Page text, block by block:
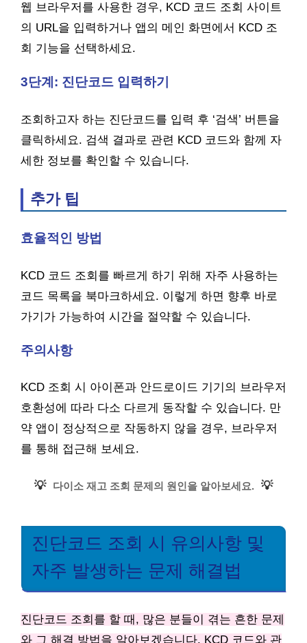
웹 브라우저를 사용한 경우, KCD 코드 조회 사이트
의 URL을 입력하거나 앱의 메인 화면에서 KCD 조
회 기능을 선택하세요.
3단계: 진단코드 입력하기
조회하고자 하는 진단코드를 입력 후 ‘검색’ 버튼을
클릭하세요. 검색 결과로 관련 KCD 코드와 함께 자
세한 정보를 확인할 수 있습니다.
추가 팁
효율적인 방법
KCD 코드 조회를 빠르게 하기 위해 자주 사용하는
코드 목록을 북마크하세요. 이렇게 하면 향후 바로
가기가 가능하여 시간을 절약할 수 있습니다.
주의사항
KCD 조회 시 아이폰과 안드로이드 기기의 브라우저
호환성에 따라 다소 다르게 동작할 수 있습니다. 만
약 앱이 정상적으로 작동하지 않을 경우, 브라우저
를 통해 접근해 보세요.
💡 다이소 재고 조회 문제의 원인을 알아보세요. 💡
진단코드 조회 시 유의사항 및
자주 발생하는 문제 해결법
진단코드 조회를 할 때, 많은 분들이 겪는 흔한 문제
와 그 해결 방법을 알아보겠습니다. KCD 코드와 관